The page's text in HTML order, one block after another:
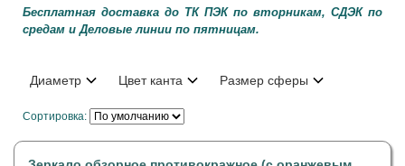
Бесплатная доставка до ТК ПЭК по вторникам, СДЭК по
средам и Деловые линии по пятницам.
Диаметр Цвет канта Размер сферы
Сортировка: